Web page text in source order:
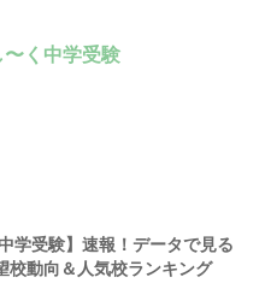
〜く中学受験
学受験】速報！データで見る
校動向＆人気校ランキング